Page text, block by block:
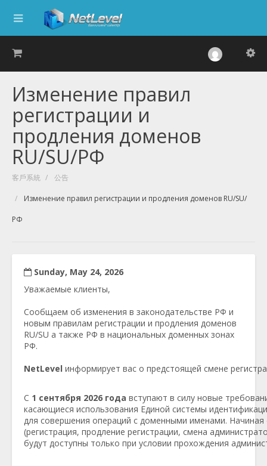
Изменение правил
регистрации и
продления доменов
RU/SU/РФ
客戶系統 公告
Изменение правил регистрации и продления доменов RU/SU/
РФ
Sunday, May 24, 2026
Уважаемые клиенты,
Сообщаем об изменения в законодательстве РФ и
новым правилам регистрации и продления доменов
RU/SU а также РФ в национальных доменных зонах
РФ.
NetLevel информирует вас о предстоящей смене
С 1 сентября 2026 года вступают в силу новые
касающиеся использования Единой системы
для совершения операций с доменными именами.
(регистрация, продление регистрации, смена
будут доступны только при условии прохождения